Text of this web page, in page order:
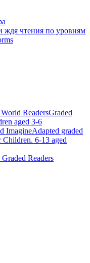
ждя чтения по уровням
ReadersGraded
aged 3-6
ImagineAdapted graded
6-13 aged
Readers